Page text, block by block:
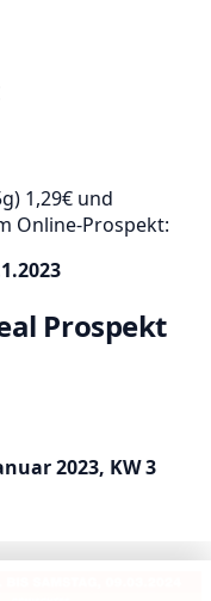
1,29€ und
Online-Prospekt:
Prospekt
2023, KW 3